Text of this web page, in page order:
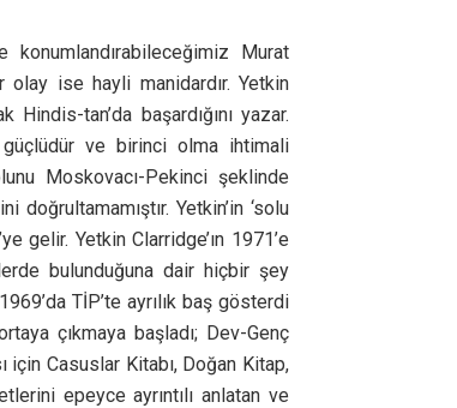
Murat
olay ise hayli manidardır. Yetkin
tan’da başardığını yazar.
ve birinci olma ihtimali
Moskovacı-Pekinci şeklinde
Yetkin’in ‘solu
gelir. Yetkin Clarridge’ın 1971’e
bulunduğuna dair hiçbir şey
TİP’te ayrılık baş gösterdi
çıkmaya başladı; Dev-Genç
Casuslar Kitabı, Doğan Kitap,
epeyce ayrıntılı anlatan ve